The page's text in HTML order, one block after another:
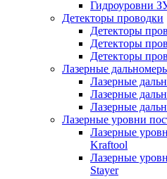
Гидроуровни
Детекторы проводки
Детекторы
Детекторы
Детекторы
Лазерные
Лазерные
Лазерные
Лазерные
Лазерные уровни
Лазерные
Kraftool
Лазерные
Stayer